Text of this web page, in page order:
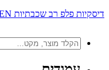
דיסקיות פלפ רב שכבתיות HARDEN